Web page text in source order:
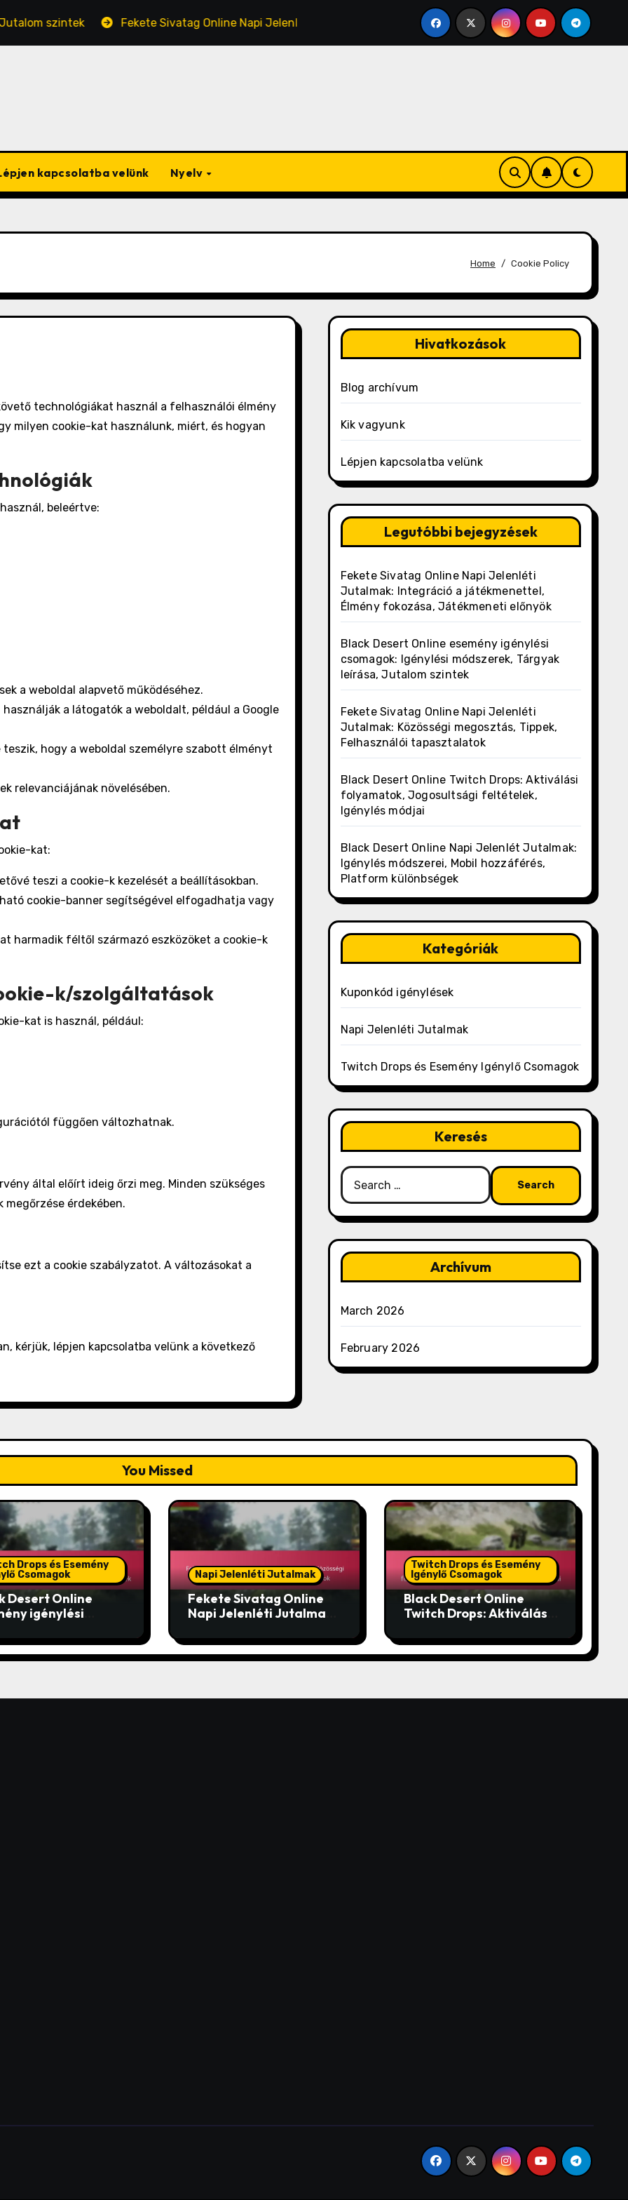
szintek Fekete Sivatag Online Napi Jelenléti Jutalmak: Közösségi megosztás, Tippek, Felhasználói
kapcsolatba velünk Nyelv
Home Cookie Policy
technológiákat használ a felhasználói élmény
milyen cookie-kat használunk, miért, és hogyan
beleértve:
a weboldal alapvető működéséhez.
a látogatók a weboldalt, például a Google
hogy a weboldal személyre szabott élményt
relevanciájának növelésében.
kat:
teszi a cookie-k kezelését a beállításokban.
cookie-banner segítségével elfogadhatja vagy
harmadik féltől származó eszközöket a cookie-k
k/szolgáltatások
kat is használ, például:
függően változhatnak.
által előírt ideig őrzi meg. Minden szükséges
érdekében.
ezt a cookie szabályzatot. A változásokat a
kérjük, lépjen kapcsolatba velünk a következő
Hivatkozások
Blog archívum
Kik vagyunk
Lépjen kapcsolatba velünk
Legutóbbi bejegyzések
Fekete Sivatag Online Napi Jelenléti
Jutalmak: Integráció a játékmenettel,
Élmény fokozása, Játékmeneti előnyök
Black Desert Online esemény igénylési
csomagok: Igénylési módszerek, Tárgyak
leírása, Jutalom szintek
Fekete Sivatag Online Napi Jelenléti
Jutalmak: Közösségi megosztás, Tippek,
Felhasználói tapasztalatok
Black Desert Online Twitch Drops: Aktiválási
folyamatok, Jogosultsági feltételek,
Igénylés módjai
Black Desert Online Napi Jelenlét Jutalmak:
Igénylés módszerei, Mobil hozzáférés,
Platform különbségek
Kategóriák
Kuponkód igénylések
Napi Jelenléti Jutalmak
Twitch Drops és Esemény Igénylő Csomagok
Keresés
Search
for:
Archívum
March 2026
February 2026
You Missed
Drops és Esemény
Csomagok
Desert Online
igénylési
Tárgyak
Jutalom szintek
Napi Jelenléti Jutalmak
Fekete Sivatag Online
Napi Jelenléti Jutalmak:
Tippek, Felhasználói
tapasztalatok
Twitch Drops és Esemény
Igénylő Csomagok
Black Desert Online
Twitch Drops: Aktiválási
Jogosultsági feltételek,
Igénylés módjai